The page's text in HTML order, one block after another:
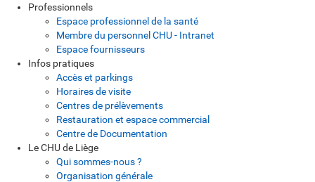
Professionnels
Espace professionnel de la santé
Membre du personnel CHU - Intranet
Espace fournisseurs
Infos pratiques
Accès et parkings
Horaires de visite
Centres de prélèvements
Restauration et espace commercial
Centre de Documentation
Le CHU de Liège
Qui sommes-nous ?
Organisation générale